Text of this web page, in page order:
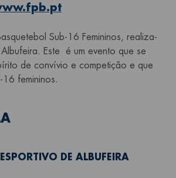
Sub-16 Femininos, realiza-
Albufeira. Este é um evento que se
de convívio e competição e que
femininos.
DE ALBUFEIRA